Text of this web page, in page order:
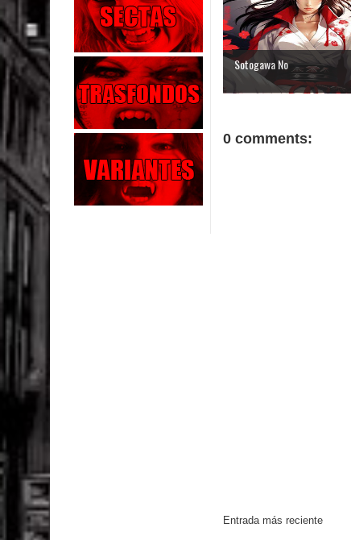
Sotogawa No
0 comments:
Entrada más reciente